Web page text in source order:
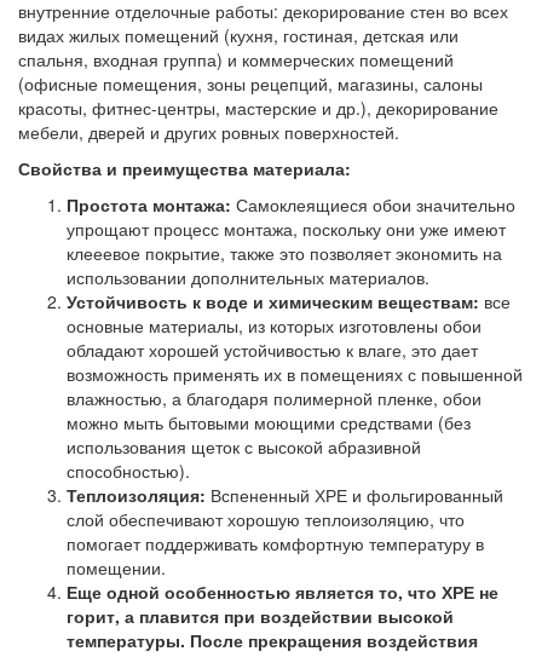
внутренние отделочные работы: декорирование стен во всех
видах жилых помещений (кухня, гостиная, детская или
спальня, входная группа) и коммерческих помещений
(офисные помещения, зоны рецепций, магазины, салоны
красоты, фитнес-центры, мастерские и др.), декорирование
мебели, дверей и других ровных поверхностей.
Свойства и преимущества материала:
Простота монтажа: Самоклеящиеся обои значительно
упрощают процесс монтажа, поскольку они уже имеют
клееевое покрытие, также это позволяет экономить на
использовании дополнительных материалов.
Устойчивость к воде и химическим веществам: все
основные материалы, из которых изготовлены обои
обладают хорошей устойчивостью к влаге, это дает
возможность применять их в помещениях с повышенной
влажностью, а благодаря полимерной пленке, обои
можно мыть бытовыми моющими средствами (без
использования щеток с высокой абразивной
способностью).
Теплоизоляция: Вспененный ХРЕ и фольгированный
слой обеспечивают хорошую теплоизоляцию, что
помогает поддерживать комфортную температуру в
помещении.
Еще одной особенностью является то, что ХРЕ не
горит, а плавится при воздействии высокой
температуры. После прекращения воздействия